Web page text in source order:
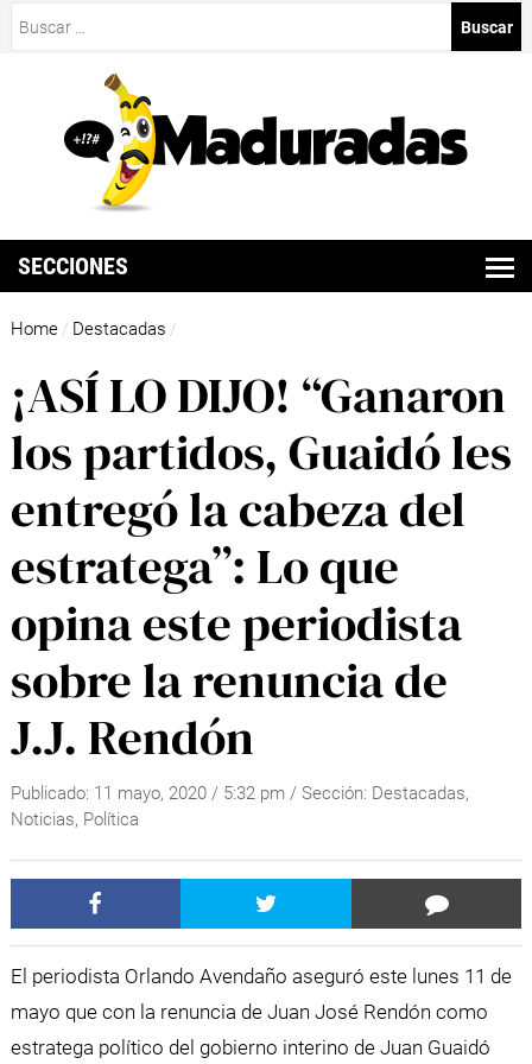
SECCIONES
Home / Destacadas /
¡ASÍ LO DIJO! “Ganaron
los partidos, Guaidó les
entregó la cabeza del
estratega”: Lo que
opina este periodista
sobre la renuncia de
J.J. Rendón
Publicado: 11 mayo, 2020/ 5:32 pm / Sección: Destacadas,
Noticias, Política
El periodista Orlando Avendaño aseguró este lunes 11 de
mayo que con la renuncia de Juan José Rendón como
estratega político del gobierno interino de Juan Guaidó